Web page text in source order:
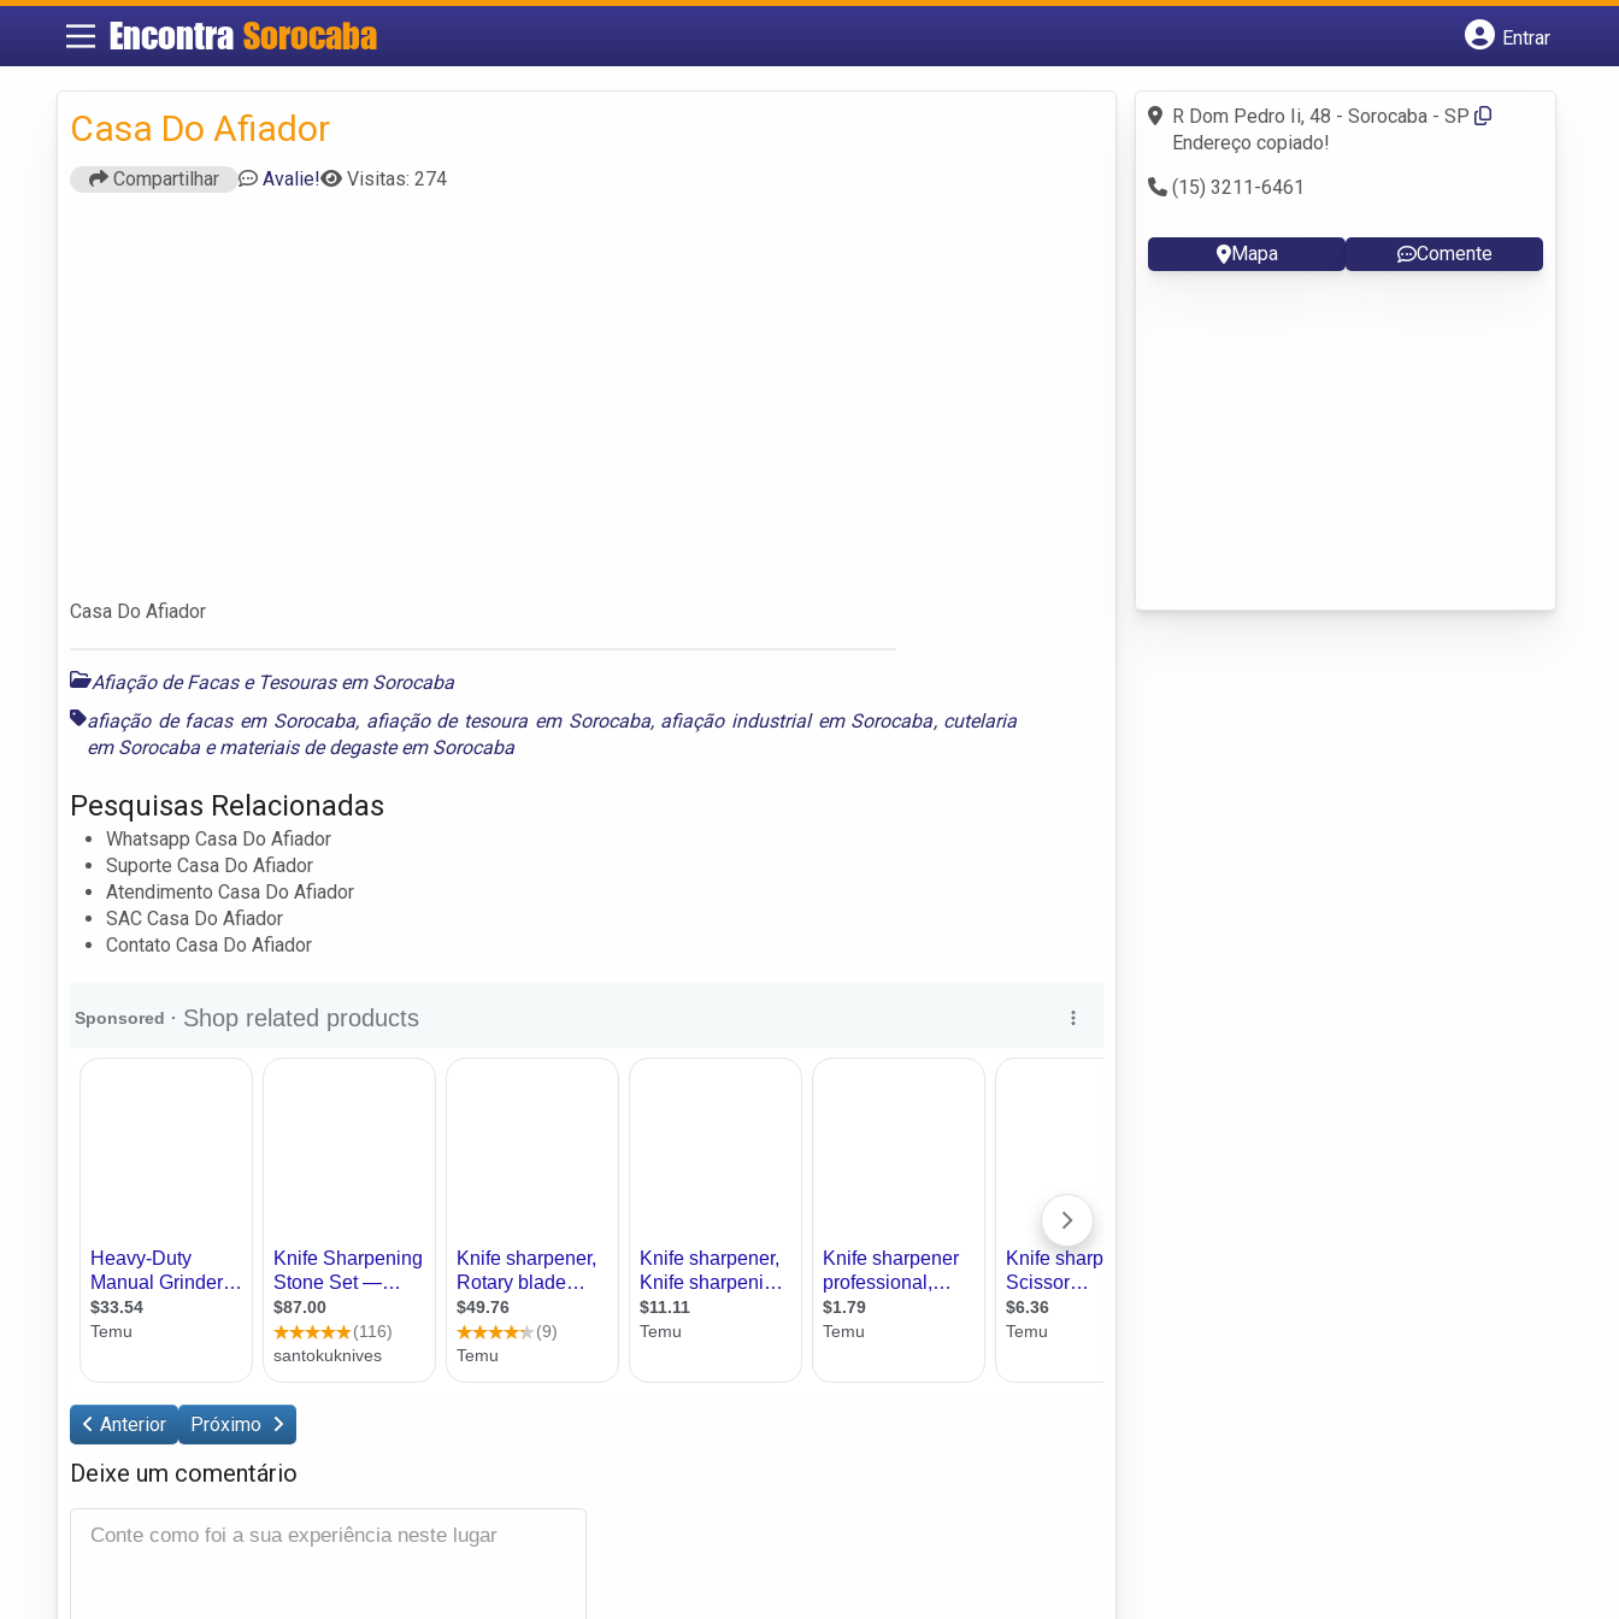
Encontra Sorocaba
Entrar
Fazer login
Criar conta
Casa Do Afiador
Compartilhar Avalie! Visitas: 274
Casa Do Afiador
Afiação de Facas e Tesouras em Sorocaba
afiação de facas em Sorocaba, afiação de tesoura em Sorocaba, afiação industrial em Sorocaba, cutelaria
em Sorocaba emateriais de degaste em Sorocaba
Pesquisas Relacionadas
Whatsapp Casa Do Afiador
Suporte Casa Do Afiador
Atendimento Casa Do Afiador
SAC Casa Do Afiador
Contato Casa Do Afiador
Anterior Próximo
Deixe um comentário
R Dom Pedro Ii, 48 - Sorocaba - SP
Endereço copiado!
(15) 3211-6461
Mapa Comente